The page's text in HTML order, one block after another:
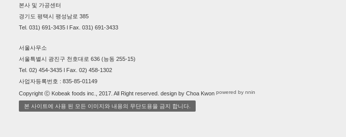
본사 및 가공센터
경기도 평택시 팽성남로 385
Tel. 031) 691-3435 l Fax. 031) 691-3433
서울사무소
서울특별시 광진구 천호대로 636 (능동 255-15)
Tel. 02) 454-3435 l Fax. 02) 458-1302
사업자등록번호 : 835-85-01149
Copyright ⓒ Kobeak foods inc., 2017. All Right reserved. design by Choa Kwon powered by nnin
본 사이트에 사용 된 모든 이미지와 내용의 무단도용을 금지 합니다.